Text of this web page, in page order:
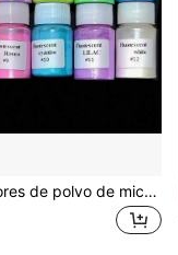
Set de 12 colores de polvo de mica ovalado iridiscente - Colores brillantes, mineral natural, hecho a mano, para joyería, innovación de moda, coloración de resina epoxi y materiales de manualidades